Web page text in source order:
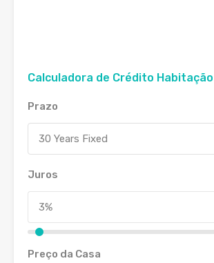
Calculadora de Crédito Habitação
Prazo
30 Years Fixed
Juros
Preço da Casa